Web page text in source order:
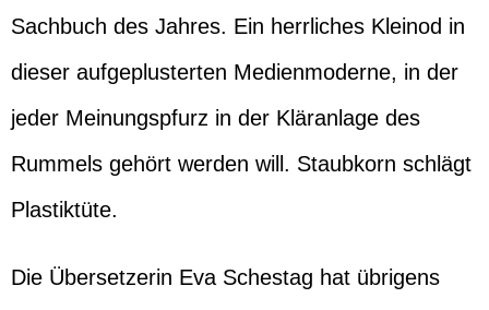
Sachbuch des Jahres. Ein herrliches Kleinod in
dieser aufgeplusterten Medienmoderne, in der
jeder Meinungspfurz in der Kläranlage des
Rummels gehört werden will. Staubkorn schlägt
Plastiktüte.
Die Übersetzerin Eva Schestag hat übrigens